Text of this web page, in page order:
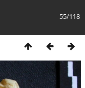
55/118